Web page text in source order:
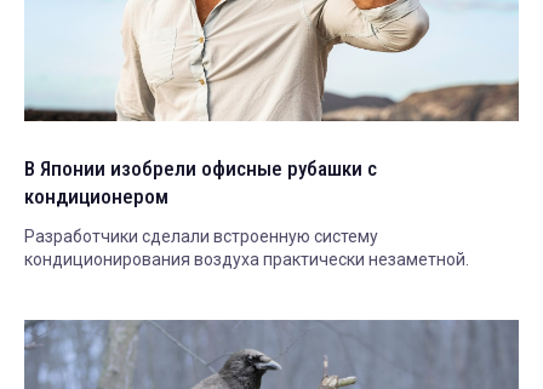
В Японии изобрели офисные рубашки с
кондиционером
Разработчики сделали встроенную систему
кондиционирования воздуха практически незаметной.